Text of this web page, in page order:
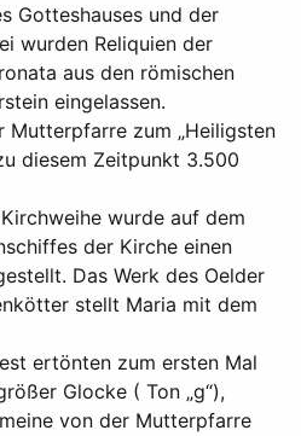
Gotteshauses und der
wurden Reliquien der
aus den römischen
eingelassen.
Mutterpfarre zum „Heiligsten
diesem Zeitpunkt 3.500
wurde auf dem
der Kirche einen
Das Werk des Oelder
stellt Maria mit dem
ertönten zum ersten Mal
Glocke ( Ton „g“),
von der Mutterpfarre